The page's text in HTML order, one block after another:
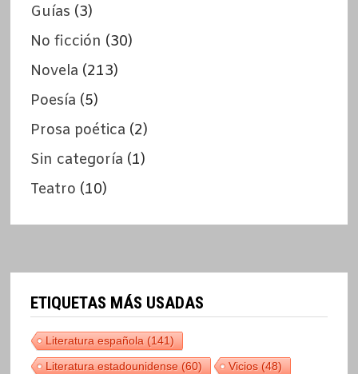
Guías (3)
No ficción (30)
Novela (213)
Poesía (5)
Prosa poética (2)
Sin categoría (1)
Teatro (10)
ETIQUETAS MÁS USADAS
Literatura española(141)
Literatura estadounidense(60) Vicios(48)